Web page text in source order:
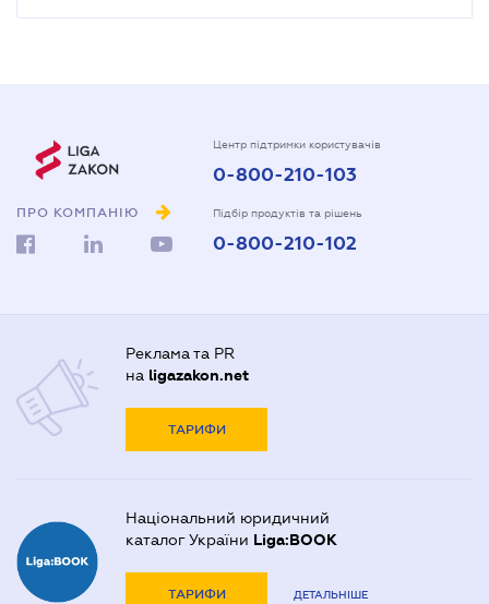
ПРО КОМПАНІЮ
Центр підтримки користувачів
0-800-210-103
Підбір продуктів та рішень
0-800-210-102
Реклама та PR
на ligazakon.net
ТАРИФИ
Національний юридичний
каталог України Liga:BOOK
ТАРИФИ ДЕТАЛЬНІШЕ